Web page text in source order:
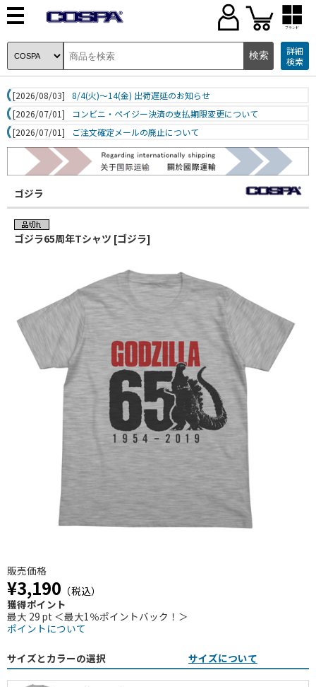
ブランド
詳細
検索
[2026/08/03]
8/4(火)～14(金) 出荷遅延のお知らせ
[2026/07/01]
コンビニ・ペイジー決済の支払期限変更について
[2026/07/01]
ご注文確定メールの廃止について
ゴジラ
ゴジラ65周年Tシャツ [ゴジラ]
販売価格
¥3,190 （税込）
獲得ポイント
最大 29 pt ＜最大1％ポイントバック！＞
ポイントについて
サイズとカラーの選択 サイズについて